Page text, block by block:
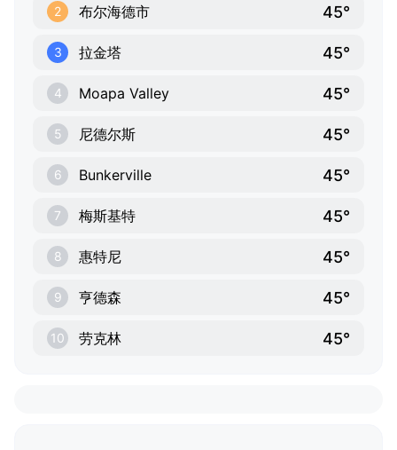
2 布尔海德市 45°
3 拉金塔 45°
4 Moapa Valley 45°
5 尼德尔斯 45°
6 Bunkerville 45°
7 梅斯基特 45°
8 惠特尼 45°
9 亨德森 45°
10 劳克林 45°